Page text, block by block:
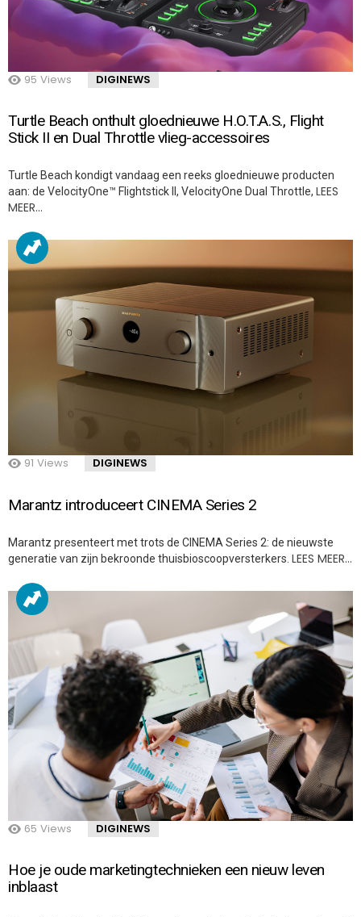
95 Views DIGINEWS
Turtle Beach onthult gloednieuwe H.O.T.A.S., Flight
Stick II en Dual Throttle vlieg-accessoires
Turtle Beach kondigt vandaag een reeks gloednieuwe producten
aan: de VelocityOne™ Flightstick II, VelocityOne Dual Throttle, LEES
MEER…
91 Views DIGINEWS
Marantz introduceert CINEMA Series 2
Marantz presenteert met trots de CINEMA Series 2: de nieuwste
generatie van zijn bekroonde thuisbioscoopversterkers. LEES MEER…
65 Views DIGINEWS
Hoe je oude marketingtechnieken een nieuw leven
inblaast